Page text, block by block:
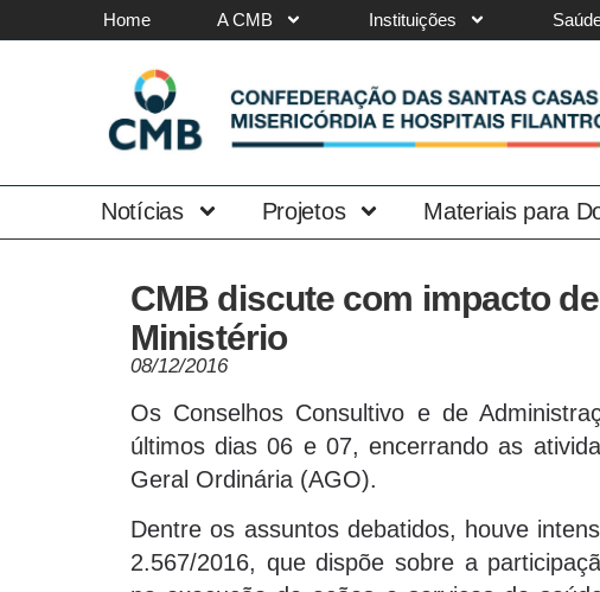
Home A CMB Instituições
Notícias Projetos Materiais para
CMB discute com impacto
Ministério
08/12/2016
Os Conselhos Consultivo e de
últimos dias 06 e 07, encerrando as
Geral Ordinária (AGO).
Dentre os assuntos debatidos, houve
2.567/2016, que dispõe sobre a